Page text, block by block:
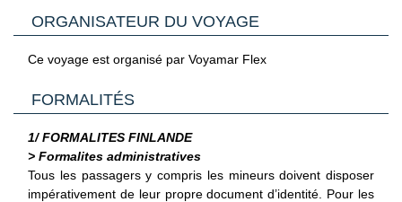
des cartes d'embarquement et bagages sans faire la queue
(accompagnement d'un staff pendant toute la durée du
cheminement vers la salle d'embarquement ou le salon)
- Gestion de n'importe quel imprévu avec le client
ORGANISATEUR DU VOYAGE
Ce voyage est organisé par Voyamar Flex
FORMALITÉS
1/ FORMALITES FINLANDE
> Formalites administratives
Tous les passagers y compris les mineurs doivent disposer
impérativement de leur propre document d’identité. Pour les